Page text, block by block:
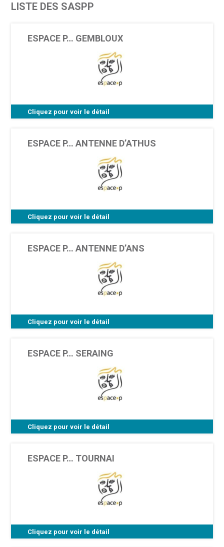
LISTE DES SASPP
ESPACE P… GEMBLOUX
Cliquez pour voir le détail
ESPACE P… ANTENNE D’ATHUS
Cliquez pour voir le détail
ESPACE P… ANTENNE D’ANS
Cliquez pour voir le détail
ESPACE P… SERAING
Cliquez pour voir le détail
ESPACE P… TOURNAI
Cliquez pour voir le détail